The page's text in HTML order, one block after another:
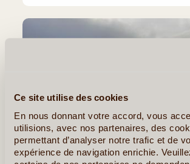
Ce site utilise des cookies
En nous donnant votre accord, vous
utilisions, avec nos partenaires, des
permettant d’analyser notre trafic et de
expérience de navigation enrichie.